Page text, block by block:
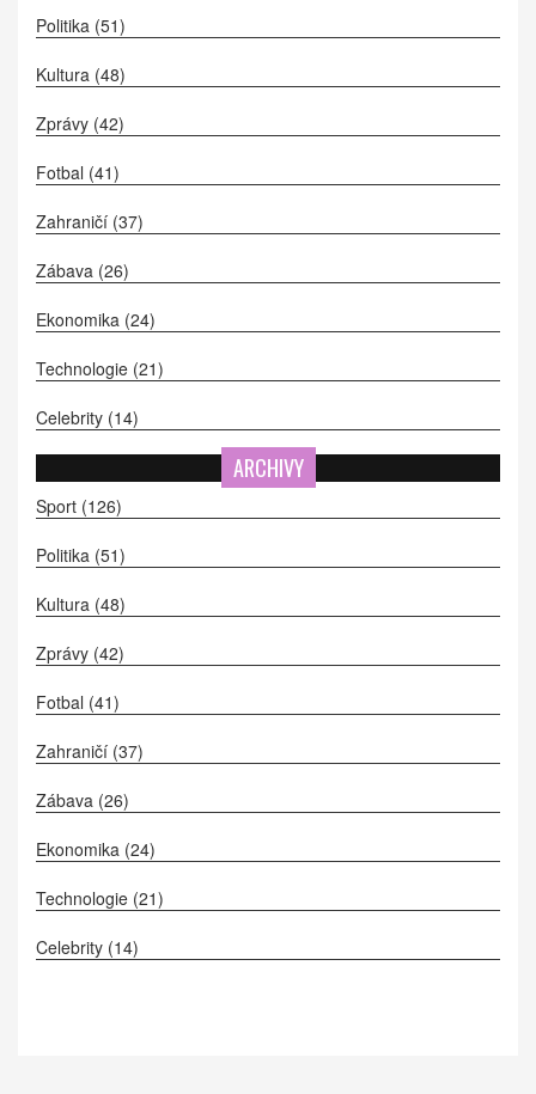
Politika (51)
Kultura (48)
Zprávy (42)
Fotbal (41)
Zahraničí (37)
Zábava (26)
Ekonomika (24)
Technologie (21)
Celebrity (14)
ARCHIVY
Sport (126)
Politika (51)
Kultura (48)
Zprávy (42)
Fotbal (41)
Zahraničí (37)
Zábava (26)
Ekonomika (24)
Technologie (21)
Celebrity (14)